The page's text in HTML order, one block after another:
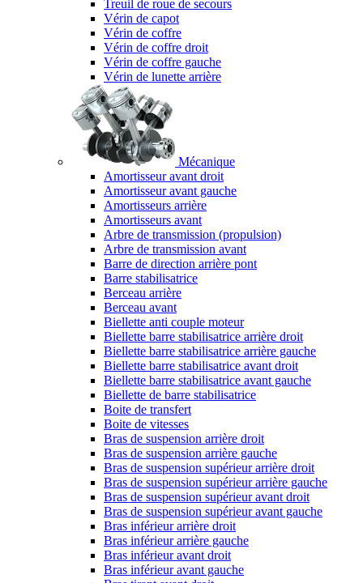
Treuil de roue de secours
Vérin de capot
Vérin de coffre
Vérin de coffre droit
Vérin de coffre gauche
Vérin de lunette arrière
Mécanique
Amortisseur avant droit
Amortisseur avant gauche
Amortisseurs arrière
Amortisseurs avant
Arbre de transmission (propulsion)
Arbre de transmission avant
Barre de direction arrière pont
Barre stabilisatrice
Berceau arrière
Berceau avant
Biellette anti couple moteur
Biellette barre stabilisatrice arrière droit
Biellette barre stabilisatrice arrière gauche
Biellette barre stabilisatrice avant droit
Biellette barre stabilisatrice avant gauche
Biellette de barre stabilisatrice
Boite de transfert
Boite de vitesses
Bras de suspension arrière droit
Bras de suspension arrière gauche
Bras de suspension supérieur arrière droit
Bras de suspension supérieur arrière gauche
Bras de suspension supérieur avant droit
Bras de suspension supérieur avant gauche
Bras inférieur arrière droit
Bras inférieur arrière gauche
Bras inférieur avant droit
Bras inférieur avant gauche